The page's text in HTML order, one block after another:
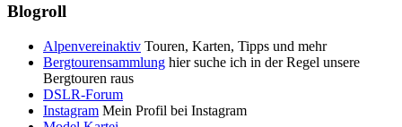
Blogroll
Alpenvereinaktiv Touren, Karten, Tipps und mehr
Bergtourensammlung hier suche ich in der Regel unsere
Bergtouren raus
DSLR-Forum
Instagram Mein Profil bei Instagram